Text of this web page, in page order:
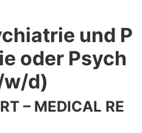
und P
oder Psych
d)
– MEDICAL RE